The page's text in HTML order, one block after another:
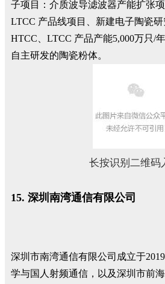
子项目：介质波导滤波器产能扩张项
LTCC 产品线项目、新建电子陶瓷
HTCC、LTCC 产品产能5,000万只/
自主研发的陶瓷粉体。
长按识别二维码
15. 深圳南湾通信有限公司
深圳市南湾通信有限公司成立于
学与国人射频通信，以及深圳市前